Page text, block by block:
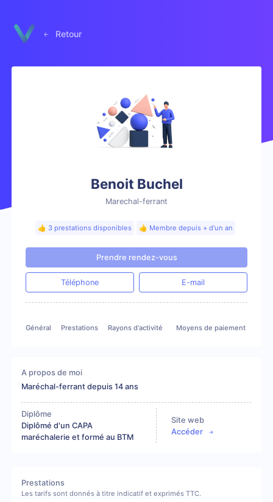
Retour
Benoit Buchel
Marechal-ferrant
👍 3 prestations disponibles 👍 Membre depuis + d'un an
Prendre rendez-vous
Téléphone E-mail
Général Prestations Rayons d'activité Moyens de paiement
A propos de moi
Maréchal-ferrant depuis 14 ans
Diplôme
Diplômé d'un CAPA
maréchalerie et formé au BTM
Site web
Accéder
Prestations
Les tarifs sont donnés à titre indicatif et exprimés TTC.